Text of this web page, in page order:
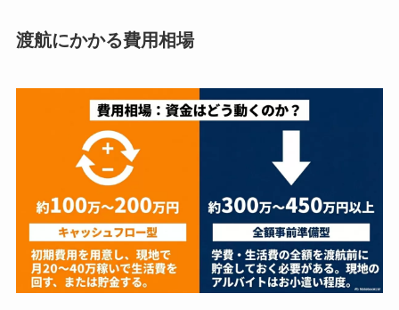
渡航にかかる費用相場